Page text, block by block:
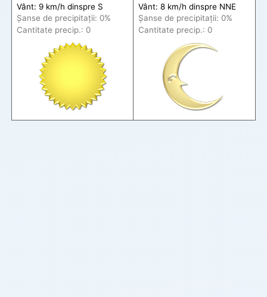
Vânt: 9 km/h dinspre S
Șanse de precipitații: 0%
Cantitate precip.: 0
Vânt: 8 km/h dinspre NNE
Șanse de precipitații: 0%
Cantitate precip.: 0